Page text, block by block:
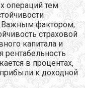
операций тем
Важным фактором,
страховой
капитала и
рентабельность
в процентах,
к доходной